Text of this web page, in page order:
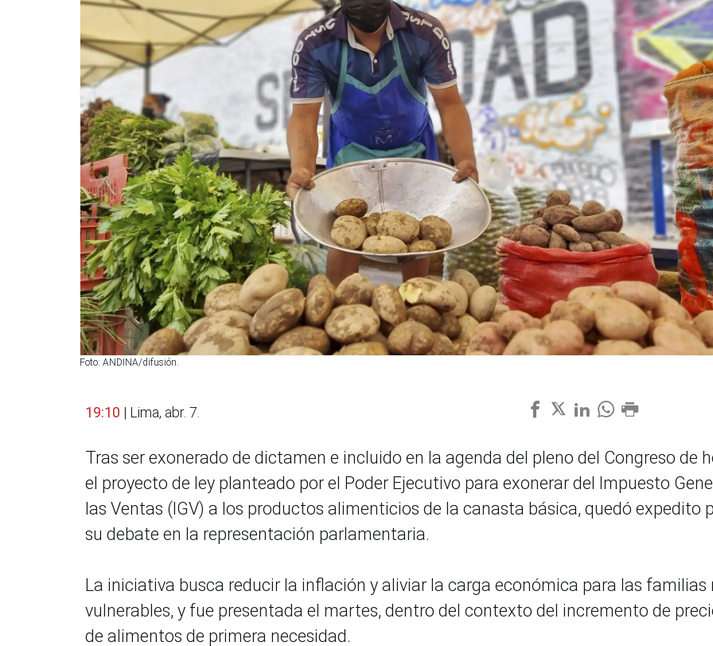
Foto: ANDINA/difusión.
19:10 | Lima, abr. 7.
Tras ser exonerado de dictamen e incluido en la agenda del pleno del Congreso de
el proyecto de ley planteado por el Poder Ejecutivo para exonerar del Impuesto
las Ventas (IGV) a los productos alimenticios de la canasta básica, quedó expedito
su debate en la representación parlamentaria.
La iniciativa busca reducir la inflación y aliviar la carga económica para las familias
vulnerables, y fue presentada el martes, dentro del contexto del incremento de
de alimentos de primera necesidad.